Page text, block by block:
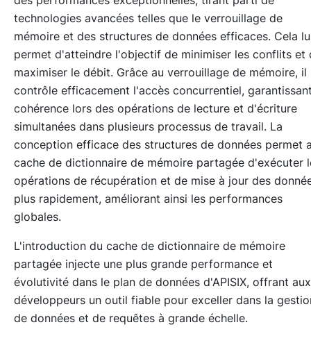
technologies avancées telles que le verrouillage de
mémoire et des structures de données efficaces. Cela
permet d'atteindre l'objectif de minimiser les conflits et
maximiser le débit. Grâce au verrouillage de mémoire, il
contrôle efficacement l'accès concurrentiel,
cohérence lors des opérations de lecture et d'écriture
simultanées dans plusieurs processus de travail. La
conception efficace des structures de données permet
cache de dictionnaire de mémoire partagée d'exécuter
opérations de récupération et de mise à jour des
plus rapidement, améliorant ainsi les performances
globales.
L'introduction du cache de dictionnaire de mémoire
partagée injecte une plus grande performance et
évolutivité dans le plan de données d'APISIX, offrant aux
développeurs un outil fiable pour exceller dans la
de données et de requêtes à grande échelle.